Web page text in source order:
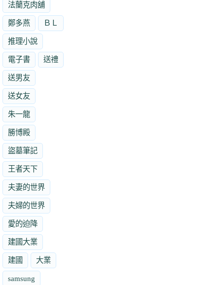
法蘭克肉舖
鄭多燕 ＢＬ
推理小說
電子書 送禮
送男友
送女友
朱一龍
勝博殿
盜墓筆記
王者天下
夫妻的世界
夫婦的世界
愛的迫降
建國大業
建國 大業
samsung